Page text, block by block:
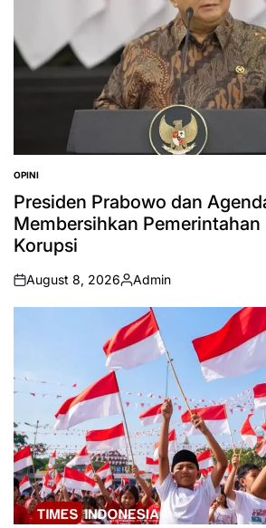
POSTED
IN
OPINI
Presiden Prabowo dan
Membersihkan Pemerintahan
Korupsi
on
August 8, 2026
Posted
by
Admin